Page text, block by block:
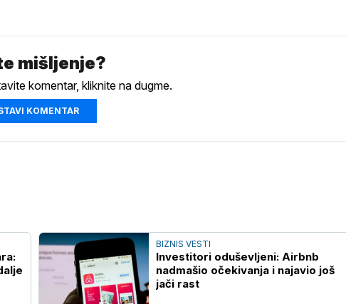
mišljenje?
komentar, kliknite na dugme.
KOMENTAR
BIZNIS VESTI
Investitori oduševljeni: Airbnb
nadmašio očekivanja i najavio još
jači rast